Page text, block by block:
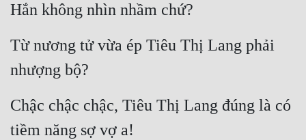
Hắn không nhìn nhầm chứ?
Từ nương tử vừa ép Tiêu Thị Lang phải
nhượng bộ?
Chậc chậc chậc, Tiêu Thị Lang đúng là có
tiềm năng sợ vợ a!